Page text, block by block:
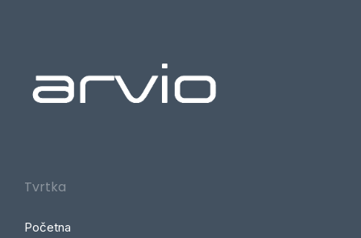
Tvrtka
Početna